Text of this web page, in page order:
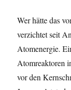
Wer hätte das
verzichtet seit
Atomenergie.
Atomreaktoren
vor den